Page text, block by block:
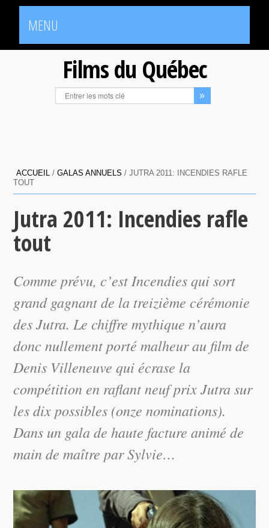
MENU
Films du Québec
ACCUEIL /GALAS ANNUELS /JUTRA 2011: INCENDIES RAFLE
TOUT
Jutra 2011: Incendies rafle
tout
Comme prévu, c’est Incendies qui sort
grand gagnant de la treizième cérémonie
des Jutra. Le chiffre mythique n’aura
donc nullement porté malheur au film de
Denis Villeneuve qui écrase la
compétition en raflant neuf prix Jutra sur
les dix possibles (onze nominations).
Dans un gala de haute facture animé de
main de maître par Sylvie…